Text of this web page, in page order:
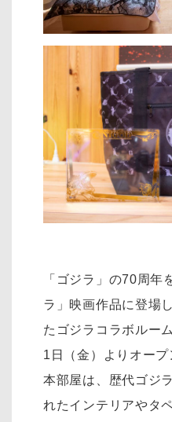
「ゴジラ」の70周年
ラ」映画作品に登場
たゴジラコラボルー
1日（金）よりオープ
本部屋は、歴代ゴジ
れたインテリアやタ